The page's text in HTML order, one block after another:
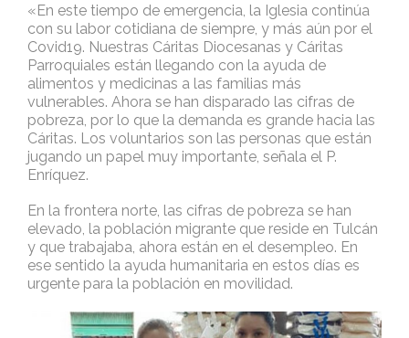
«En este tiempo de emergencia, la Iglesia continúa
con su labor cotidiana de siempre, y más aún por el
Covid19. Nuestras Cáritas Diocesanas y Cáritas
Parroquiales están llegando con la ayuda de
alimentos y medicinas a las familias más
vulnerables. Ahora se han disparado las cifras de
pobreza, por lo que la demanda es grande hacia las
Cáritas. Los voluntarios son las personas que están
jugando un papel muy importante, señala el P.
Enríquez.
En la frontera norte, las cifras de pobreza se han
elevado, la población migrante que reside en Tulcán
y que trabajaba, ahora están en el desempleo. En
ese sentido la ayuda humanitaria en estos días es
urgente para la población en movilidad.